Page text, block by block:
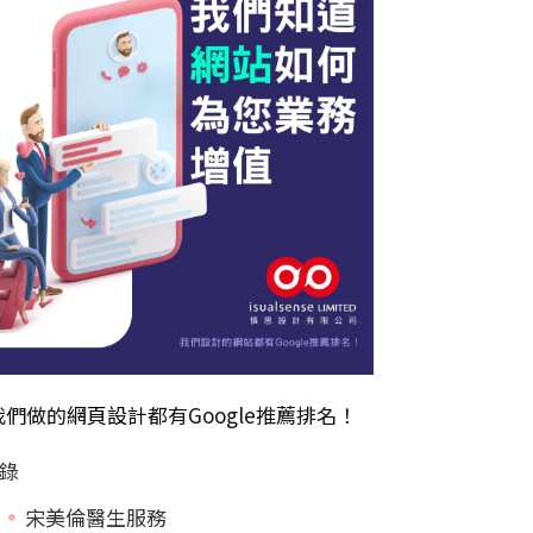
們做的網頁設計都有Google推薦排名！
宋美倫醫生服務